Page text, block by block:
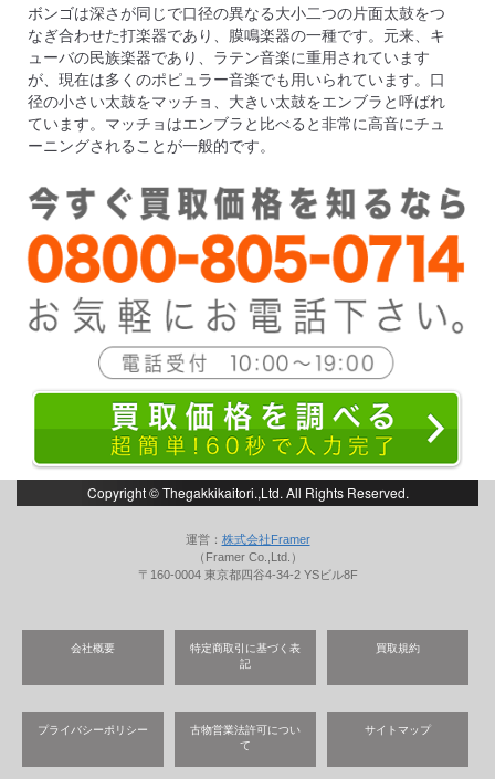
ボンゴは深さが同じで口径の異なる大小二つの片面太鼓をつ
なぎ合わせた打楽器であり、膜鳴楽器の一種です。元来、キ
ューバの民族楽器であり、ラテン音楽に重用されています
が、現在は多くのポピュラー音楽でも用いられています。口
径の小さい太鼓をマッチョ、大きい太鼓をエンブラと呼ばれ
ています。マッチョはエンブラと比べると非常に高音にチュ
ーニングされることが一般的です。
Copyright © Thegakkikaitori.,Ltd. All Rights Reserved.
運営： 株式会社Framer
（Framer Co.,Ltd.）
〒160-0004 東京都四谷4-34-2 YSビル8F
会社概要
特定商取引に基づく表
記
買取規約
プライバシーポリシー
古物営業法許可につい
て
サイトマップ